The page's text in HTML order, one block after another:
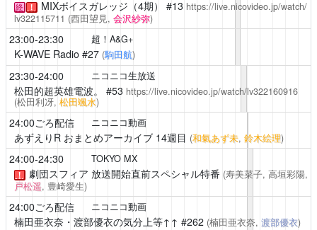
終 ！ MIXボイスガレッジ（4期） #13 https://live.nicovideo.jp/watch/
lv322115711 (西田望見, 会沢紗弥)
23:00-23:30 超！A&G+
K-WAVE Radio#27 (駒田航)
23:30-24:00 ニコニコ生放送
松田的超英雄電波。 #53 https://live.nicovideo.jp/watch/lv322160916
(松田利冴, 松田颯水)
24:00ごろ配信 ニコニコ動画
あずえりRおまとめアーカイブ 14週目 (和氣あず未, 鈴木絵理)
24:00-24:30 TOKYO MX
！ 劇団スフィア 放送開始直前スペシャル特番 (寿美菜子, 高垣彩陽,
戸松遥, 豊崎愛生)
24:00ごろ配信 ニコニコ動画
楠田亜衣奈・渡部優衣の気分上等↑↑ #262 (楠田亜衣奈, 渡部優衣)